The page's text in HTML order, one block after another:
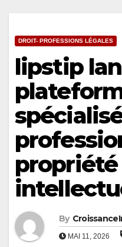
DROIT- PROFESSIONS LÉGALES
lipstip
propriété
By
MAI 11, 2026